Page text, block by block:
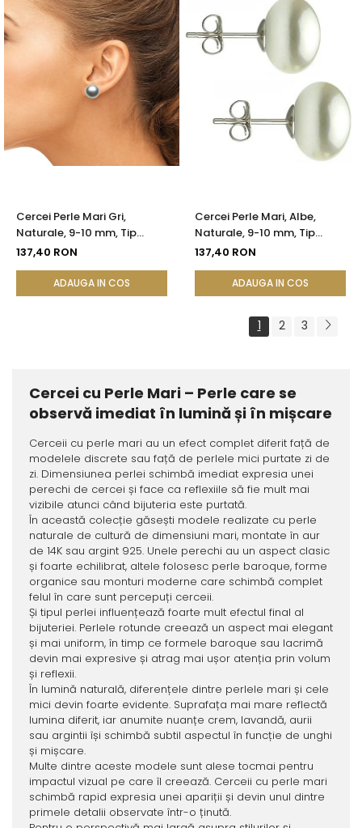
Cercei Perle Mari Gri,
Naturale, 9-10 mm, Tip
Șurub, Argint 925 - Calitate
137,40 RON
ADAUGA IN COS
Cercei Perle Mari, Albe,
Naturale, 9-10 mm, Tip
Șurub, Argint 925 - Calitate
137,40 RON
ADAUGA IN COS
1 2 3
Cercei cu Perle Mari – Perle care se
observă imediat în lumină și în mișcare
Cerceii cu perle mari au un efect complet diferit față de
modelele discrete sau față de perlele mici purtate zi de
zi. Dimensiunea perlei schimbă imediat expresia unei
perechi de cercei și face ca reflexiile să fie mult mai
vizibile atunci când bijuteria este purtată.
În această colecție găsești modele realizate cu perle
naturale de cultură de dimensiuni mari, montate în aur
de 14K sau argint 925. Unele perechi au un aspect clasic
și foarte echilibrat, altele folosesc perle baroque, forme
organice sau monturi moderne care schimbă complet
felul în care sunt percepuți cerceii.
Și tipul perlei influențează foarte mult efectul final al
bijuteriei. Perlele rotunde creează un aspect mai elegant
și mai uniform, în timp ce formele baroque sau lacrimă
devin mai expresive și atrag mai ușor atenția prin volum
și reflexii.
În lumină naturală, diferențele dintre perlele mari și cele
mici devin foarte evidente. Suprafața mai mare reflectă
lumina diferit, iar anumite nuanțe crem, lavandă, aurii
sau argintii își schimbă subtil aspectul în funcție de unghi
și mișcare.
Multe dintre aceste modele sunt alese tocmai pentru
impactul vizual pe care îl creează. Cerceii cu perle mari
schimbă rapid expresia unei apariții și devin unul dintre
primele detalii observate într-o ținută.